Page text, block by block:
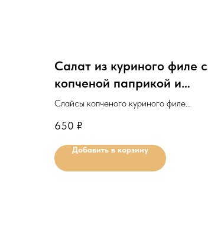
Салат из куриного филе с
копченой паприкой и
рукколой
Слайсы копченого куриного филе
рукколой и сыром Фета.
Минимальное количество для
заказа: 1шт.
650 ₽
Добавить в корзину